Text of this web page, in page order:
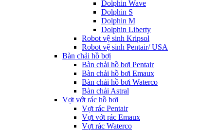
Dolphin Wave
Dolphin S
Dolphin M
Dolphin Liberty
Robot vệ sinh Kripsol
Robot vệ sinh Pentair/ USA
Bàn chải hồ bơi
Bàn chải hồ bơi Pentair
Bàn chải hồ bơi Emaux
Bàn chải hồ bơi Waterco
Bàn chải Astral
Vợt vớt rác hồ bơi
Vợt rác Pentair
Vợt vớt rác Emaux
Vợt rác Waterco